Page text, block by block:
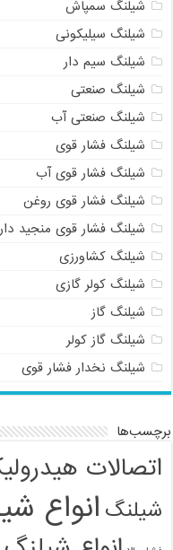
شیلنگ سمپاش
شیلنگ سیلیکونی
شیلنگ سیم دار
شیلنگ صنعتی
شیلنگ صنعتی آب
شیلنگ فشار قوی
شیلنگ فشار قوی آب
شیلنگ فشار قوی روغن
شیلنگ فشار قوی منجید دار
شیلنگ کشاورزی
شیلنگ کولر گازی
شیلنگ گاز
شیلنگ گاز کولر
شیلنگ نخدار فشار قوی
برچسب‌ها
اتصالات
شیلنگ انواع